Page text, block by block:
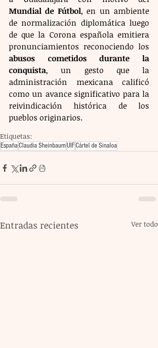
Mundial de Fútbol, en un ambiente
de normalización diplomática luego
de que la Corona española emitiera
abusos cometidos durante la
conquista, un gesto que la
administración mexicana calificó
como un avance significativo para la
reivindicación histórica de los
pueblos originarios.
Etiquetas:
EspañaClaudia SheinbaumUIFCártel de Sinaloa
Entradas recientes Ver todo